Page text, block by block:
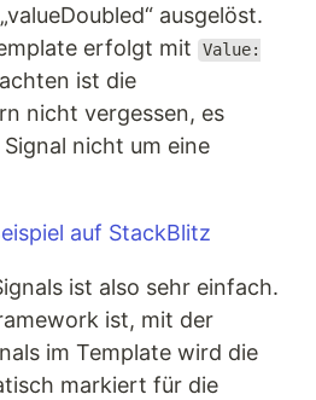
ausgelöst.
erfolgt mit
Value:
ist die
nicht vergessen, es
nicht um eine
auf StackBlitz
ist also sehr einfach.
ist, mit der
im Template wird die
markiert für die